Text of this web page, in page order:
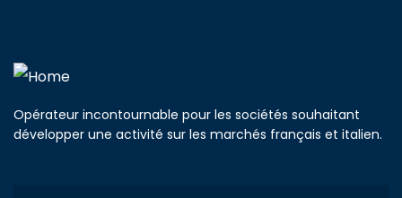
Opérateur incontournable pour les sociétés souhaitant
développer une activité sur les marchés français et italien.